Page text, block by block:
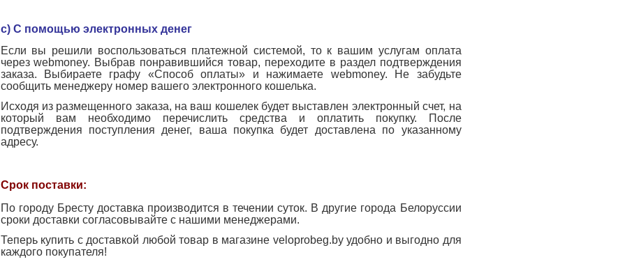
с) С помощью электронных денег
Если вы решили воспользоваться платежной системой, то к вашим услугам оплата
через webmoney. Выбрав понравившийся товар, переходите в раздел подтверждения
заказа. Выбираете графу «Способ оплаты» и нажимаете webmoney. Не забудьте
сообщить менеджеру номер вашего электронного кошелька.
Исходя из размещенного заказа, на ваш кошелек будет выставлен электронный счет, на
который вам необходимо перечислить средства и оплатить покупку. После
подтверждения поступления денег, ваша покупка будет доставлена по указанному
адресу.
Срок поставки:
По городу Бресту доставка производится в течении суток. В другие города Белоруссии
сроки доставки согласовывайте с нашими менеджерами.
Теперь купить с доставкой любой товар в магазине veloprobeg.by удобно и выгодно для
каждого покупателя!